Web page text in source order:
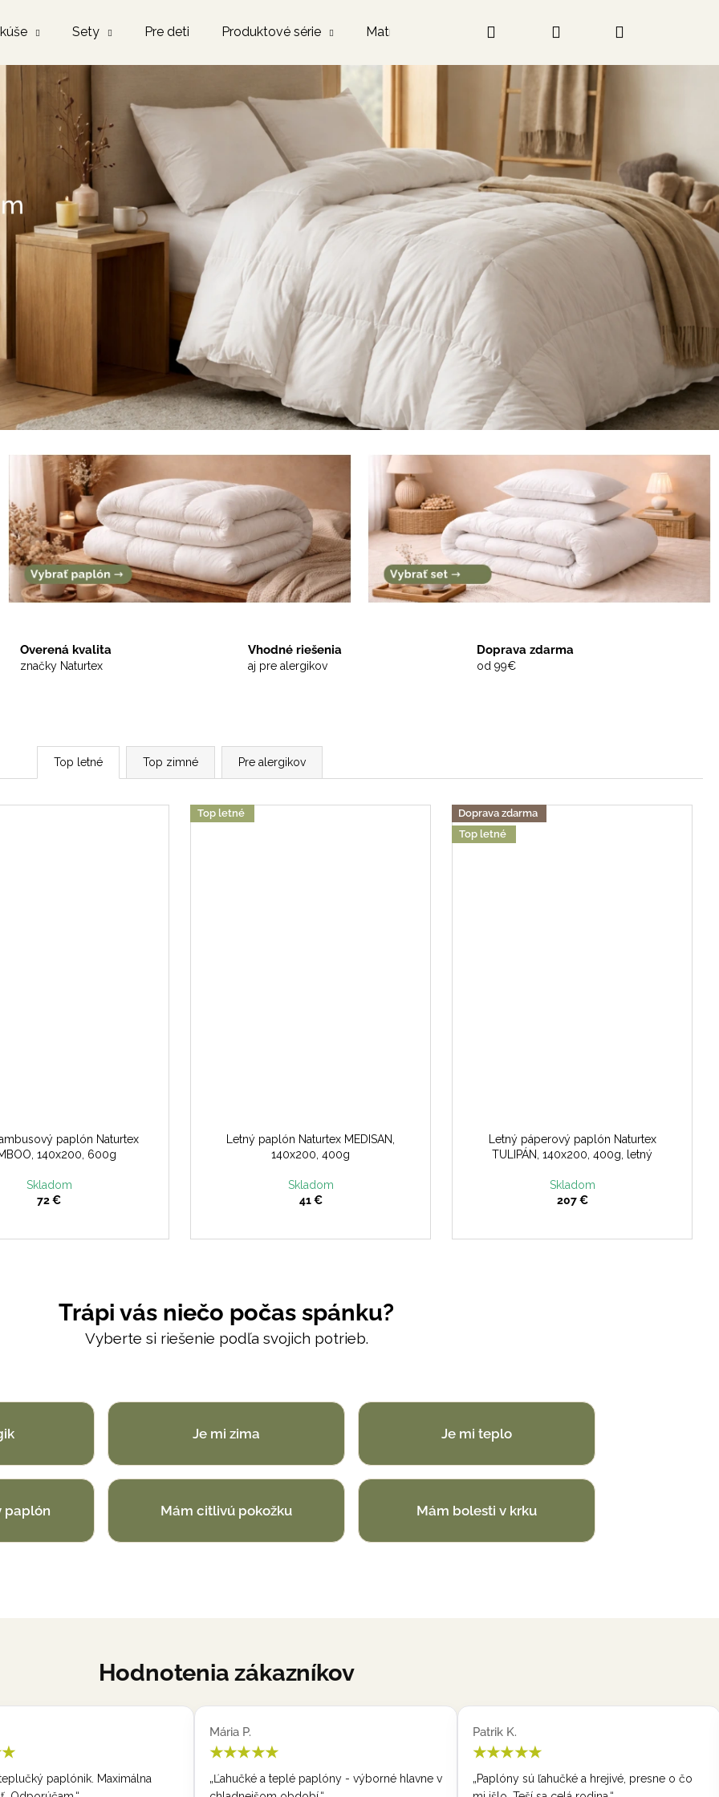
Sety Pre deti Produktové série Matrace Prihlásenie
Overená kvalita
značky Naturtex
Vhodné riešenia
aj pre alergikov
Doprava zdarma
od 99€
Top letné Top zimné Pre alergikov
paplón Naturtex
140x200, 600g
Skladom
72 €
Top letné
Letný paplón Naturtex MEDISAN,
140x200, 400g
Skladom
41 €
Doprava zdarma
Top letné
Letný páperový paplón Naturtex
TULIPÁN, 140x200, 400g, letný
Skladom
207 €
Trápi vás niečo počas spánku?
Vyberte si riešenie podľa svojich potrieb.
Je mi zima Je mi teplo
paplón Mám citlivú pokožku Mám bolesti v krku
Hodnotenia zákazníkov
paplóny - výborné hlavne v
Patrik K.
★★★★★
„Paplóny sú ľahučké a hrejivé, presne o čo
Nika P.
★★★★★
„Krásne, kvalitné periny. Oceňujem rýchle
Čo potrebujete nájsť?
HĽADAŤ
Odporúčame